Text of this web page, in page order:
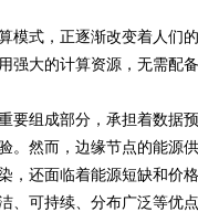
模式，正逐渐改变着人们
强大的计算资源，无需配
要组成部分，承担着数据
。然而，边缘节点的能源
，还面临着能源短缺和价
、可持续、分布广泛等优